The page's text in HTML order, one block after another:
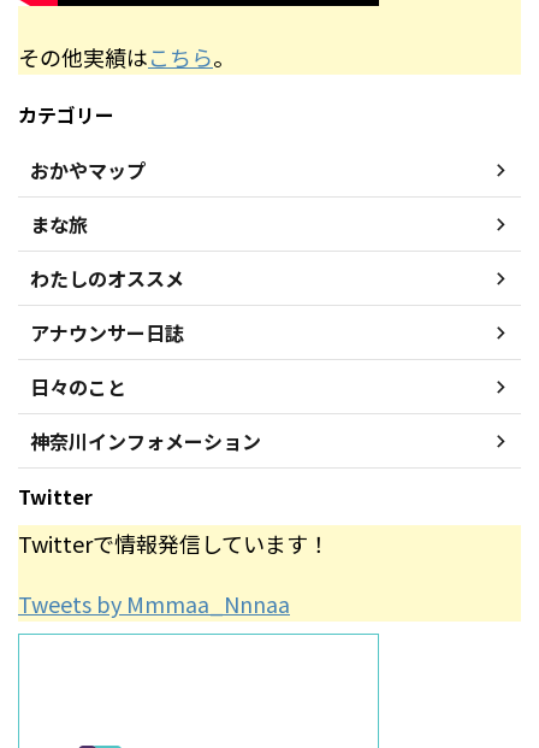
その他実績はこちら。
カテゴリー
おかやマップ
まな旅
わたしのオススメ
アナウンサー日誌
日々のこと
神奈川インフォメーション
Twitter
Twitterで情報発信しています！
Tweets by Mmmaa_Nnnaa